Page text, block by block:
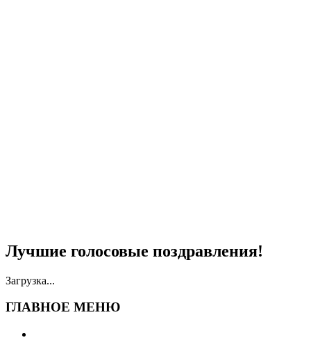
Лучшие голосовые поздравления!
Загрузка...
ГЛАВНОЕ МЕНЮ